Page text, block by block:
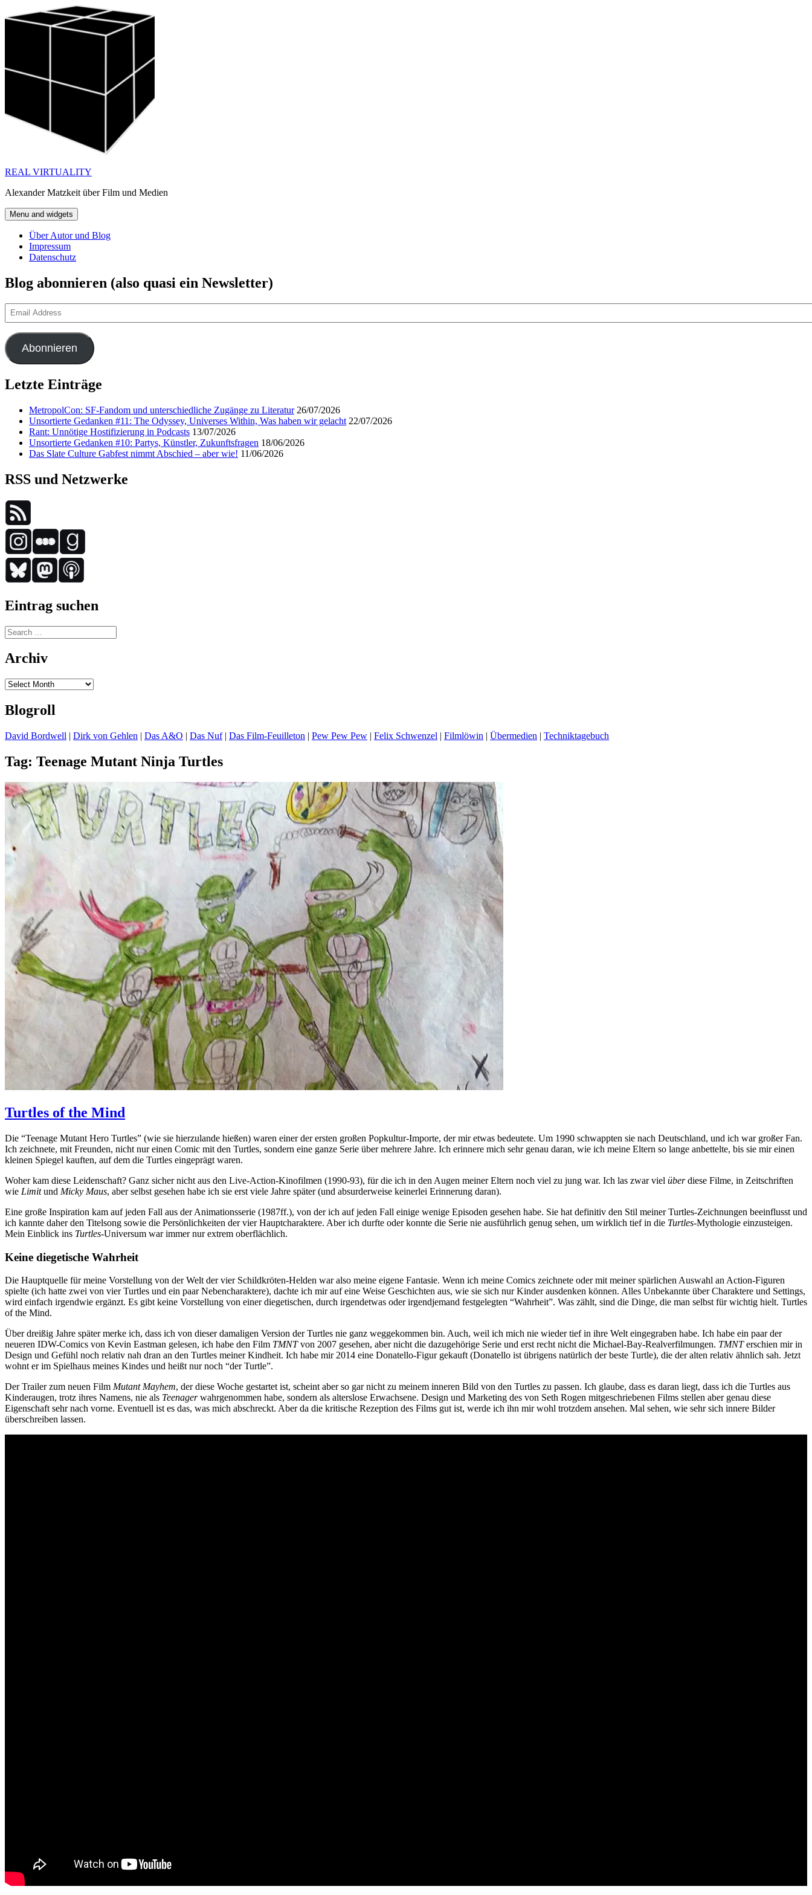
to
REAL VIRTUALITY
Alexander Matzkeit über Film und Medien
Menu and widgets
Über Autor und Blog
Impressum
Datenschutz
Blog abonnieren (also quasi ein Newsletter)
Email
Address
Abonnieren
Letzte Einträge
MetropolCon: SF-Fandom und unterschiedliche Zugänge zu Literatur 26/07/2026
Unsortierte Gedanken #11: The Odyssey, Universes Within, Was haben wir gelacht 22/07/2026
Rant: Unnötige Hostifizierung in Podcasts 13/07/2026
Unsortierte Gedanken #10: Partys, Künstler, Zukunftsfragen 18/06/2026
Das Slate Culture Gabfest nimmt Abschied – aber wie! 11/06/2026
RSS und Netzwerke
Eintrag suchen
Search
for:
Archiv
Archiv
Blogroll
David Bordwell | Dirk von Gehlen | Das A&O | Das Nuf| Das Film-Feuilleton | Pew Pew Pew | Felix Schwenzel | Filmlöwin | Übermedien | Techniktagebuch
Tag: Teenage Mutant Ninja Turtles
Turtles of the Mind
Die “Teenage Mutant Hero Turtles” (wie sie hierzulande hießen) waren einer der ersten großen Popkultur-Importe, der mir etwas bedeutete. Um 1990 schwappten sie nach Deutschland, und ich war großer Fan.
Ich zeichnete, mit Freunden, nicht nur einen Comic mit den Turtles, sondern eine ganze Serie über mehrere Jahre. Ich erinnere mich sehr genau daran, wie ich meine Eltern so lange anbettelte, bis sie mir einen
kleinen Spiegel kauften, auf dem die Turtles eingeprägt waren.
Woher kam diese Leidenschaft? Ganz sicher nicht aus den Live-Action-Kinofilmen (1990-93), für die ich in den Augen meiner Eltern noch viel zu jung war. Ich las zwar viel überdiese Filme, in Zeitschriften
wie Limitund Micky Maus, aber selbst gesehen habe ich sie erst viele Jahre später (und absurderweise keinerlei Erinnerung daran).
Eine große Inspiration kam auf jeden Fall aus der Animationsserie (1987ff.), von der ich auf jeden Fall einige wenige Episoden gesehen habe. Sie hat definitiv den Stil meiner Turtles-Zeichnungen beeinflusst und
ich kannte daher den Titelsong sowie die Persönlichkeiten der vier Hauptcharaktere. Aber ich durfte oder konnte die Serie nie ausführlich genug sehen, um wirklich tief in die Turtles-Mythologie einzusteigen.
Mein Einblick ins Turtles-Universum war immer nur extrem oberflächlich.
Keine diegetische Wahrheit
Die Hauptquelle für meine Vorstellung von der Welt der vier Schildkröten-Helden war also meine eigene Fantasie. Wenn ich meine Comics zeichnete oder mit meiner spärlichen Auswahl an Action-Figuren
spielte (ich hatte zwei von vier Turtles und ein paar Nebencharaktere), dachte ich mir auf eine Weise Geschichten aus, wie sie sich nur Kinder ausdenken können. Alles Unbekannte über Charaktere und Settings,
wird einfach irgendwie ergänzt. Es gibt keine Vorstellung von einer diegetischen, durch irgendetwas oder irgendjemand festgelegten “Wahrheit”. Was zählt, sind die Dinge, die man selbst für wichtig hielt. Turtles
of the Mind.
Über dreißig Jahre später merke ich, dass ich von dieser damaligen Version der Turtles nie ganz weggekommen bin. Auch, weil ich mich nie wieder tief in ihre Welt eingegraben habe. Ich habe ein paar der
neueren IDW-Comics von Kevin Eastman gelesen, ich habe den Film TMNTvon 2007 gesehen, aber nicht die dazugehörige Serie und erst recht nicht die Michael-Bay-Realverfilmungen. TMNTerschien mir in
Design und Gefühl noch relativ nah dran an den Turtles meiner Kindheit. Ich habe mir 2014 eine Donatello-Figur gekauft (Donatello ist übrigens natürlich der beste Turtle), die der alten relativ ähnlich sah. Jetzt
wohnt er im Spielhaus meines Kindes und heißt nur noch “der Turtle”.
Der Trailer zum neuen Film Mutant Mayhem, der diese Woche gestartet ist, scheint aber so gar nicht zu meinem inneren Bild von den Turtles zu passen. Ich glaube, dass es daran liegt, dass ich die Turtles aus
Kinderaugen, trotz ihres Namens, nie als Teenagerwahrgenommen habe, sondern als alterslose Erwachsene. Design und Marketing des von Seth Rogen mitgeschriebenen Films stellen aber genau diese
Eigenschaft sehr nach vorne. Eventuell ist es das, was mich abschreckt. Aber da die kritische Rezeption des Films gut ist, werde ich ihn mir wohl trotzdem ansehen. Mal sehen, wie sehr sich innere Bilder
überschreiben lassen.